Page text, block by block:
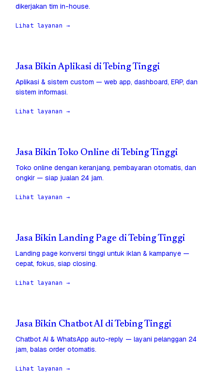
dikerjakan tim in-house.
Lihat layanan →
Jasa Bikin Aplikasi di Tebing Tinggi
Aplikasi & sistem custom — web app, dashboard, ERP, dan
sistem informasi.
Lihat layanan →
Jasa Bikin Toko Online di Tebing Tinggi
Toko online dengan keranjang, pembayaran otomatis, dan
ongkir — siap jualan 24 jam.
Lihat layanan →
Jasa Bikin Landing Page di Tebing Tinggi
Landing page konversi tinggi untuk iklan & kampanye —
cepat, fokus, siap closing.
Lihat layanan →
Jasa Bikin Chatbot AI di Tebing Tinggi
Chatbot AI & WhatsApp auto-reply — layani pelanggan 24
jam, balas order otomatis.
Lihat layanan →